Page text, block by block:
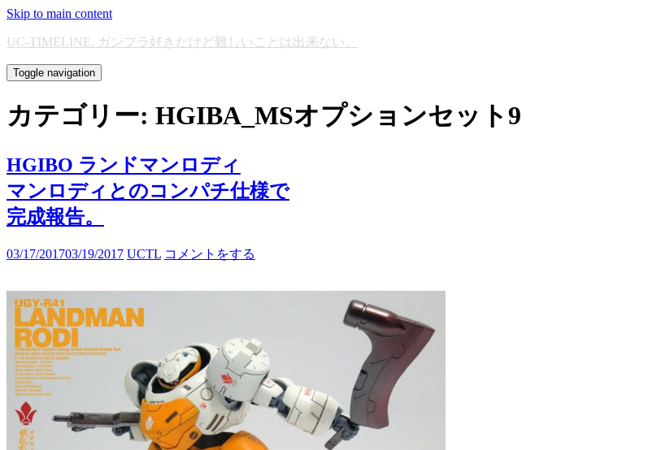
Skip to main content
UC-TIMELINE. ガンプラ好きだけど難しいことは出来ない。
Toggle navigation
カテゴリー: HGIBA_MSオプションセット9
HGIBO ランドマンロディ
マンロディとのコンパチ仕様で
完成報告。
03/17/201703/19/2017 UCTL コメントをする